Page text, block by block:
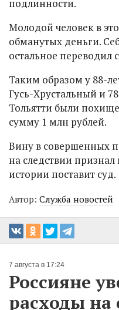
подлинности.
Молодой человек в
обманутых деньги.
остальное переводил
Таким образом у 88-
Гусь-Хрустальный и
Тольятти были
сумму 1 млн рублей.
Вину в совершенных
на следствии
истории поставит суд.
Автор: Служба новостей
7 августа в 17:24
Россияне
расходы на